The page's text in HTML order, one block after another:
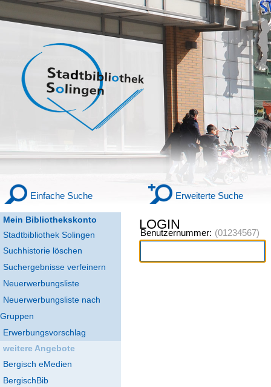
Mein Bibliothekskonto
Stadtbibliothek Solingen
Einfache Suche Erweiterte Suche
Suchhistorie löschen
Suchergebnisse verfeinern
Neuerwerbungsliste
Neuerwerbungsliste nach
Gruppen
Erwerbungsvorschlag
weitere Angebote
Bergisch eMedien
BergischBib
LOGIN
Benutzernummer: